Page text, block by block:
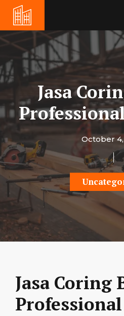
content
Jasa
October
Jasa Coring